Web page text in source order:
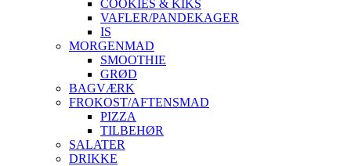
COOKIES & KIKS
VAFLER/PANDEKAGER
IS
MORGENMAD
SMOOTHIE
GRØD
BAGVÆRK
FROKOST/AFTENSMAD
PIZZA
TILBEHØR
SALATER
DRIKKE